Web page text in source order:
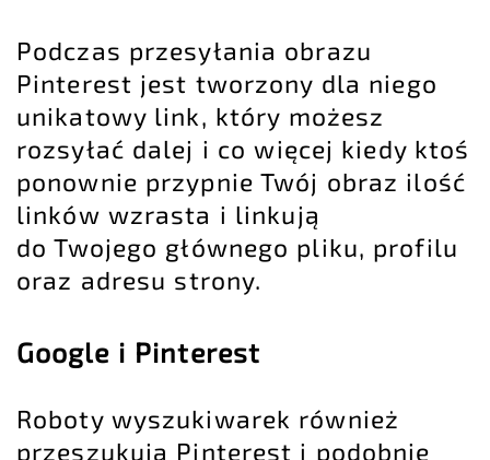
Podczas przesyłania obrazu
Pinterest jest tworzony dla niego
unikatowy link, który możesz
rozsyłać dalej i co więcej kiedy ktoś
ponownie przypnie Twój obraz ilość
linków wzrasta i linkują
do Twojego głównego pliku, profilu
oraz adresu strony.
Google i Pinterest
Roboty wyszukiwarek również
przeszukują Pinterest i podobnie